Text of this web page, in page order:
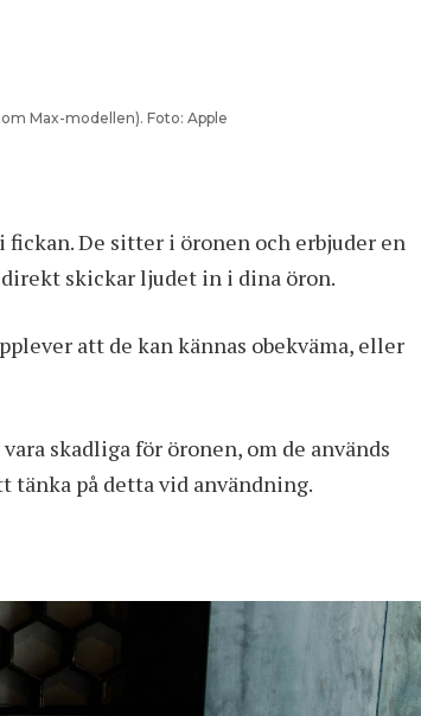
Max-modellen). Foto: Apple
De sitter i öronen och erbjuder en
skickar ljudet in i dina öron.
att de kan kännas obekväma, eller
skadliga för öronen, om de används
på detta vid användning.